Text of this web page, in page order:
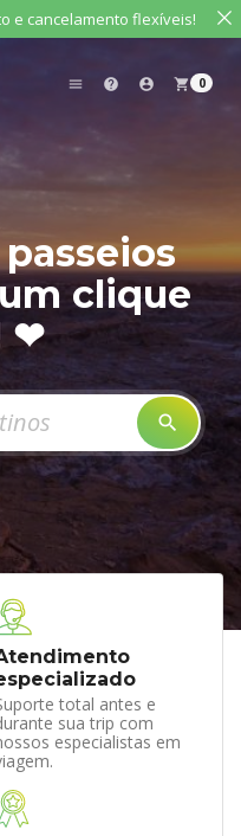
e cancelamento flexíveis!
menu help account_circle shopping_cart 0
clique
❤
search
total antes e
sua trip com
especialistas em